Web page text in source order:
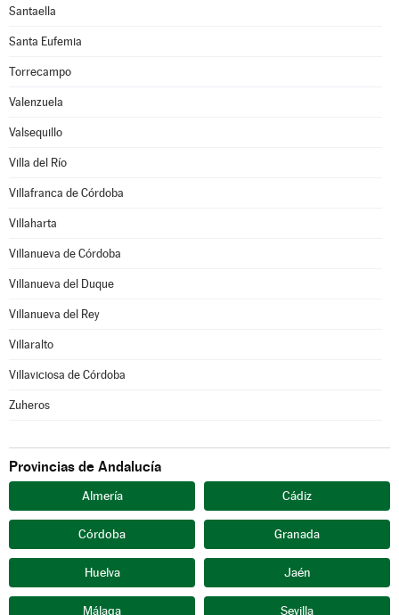
Santaella
Santa Eufemia
Torrecampo
Valenzuela
Valsequillo
Villa del Río
Villafranca de Córdoba
Villaharta
Villanueva de Córdoba
Villanueva del Duque
Villanueva del Rey
Villaralto
Villaviciosa de Córdoba
Zuheros
Provincias de Andalucía
Almería Cádiz
Córdoba Granada
Huelva Jaén
Málaga Sevilla